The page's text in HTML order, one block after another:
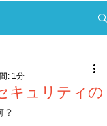
？
キュリティの
: 1分